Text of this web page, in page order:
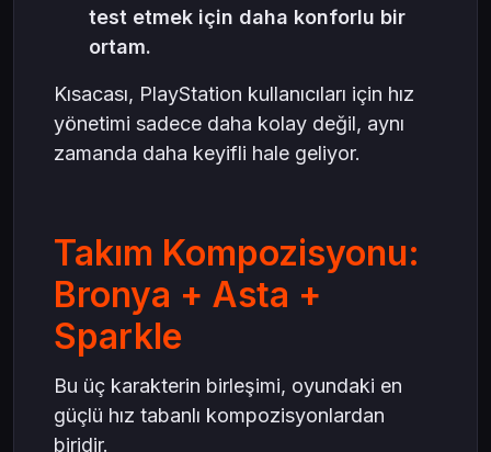
test etmek için daha konforlu bir
ortam.
Kısacası, PlayStation kullanıcıları için hız
yönetimi sadece daha kolay değil, aynı
zamanda daha keyifli hale geliyor.
Takım Kompozisyonu:
Bronya + Asta +
Sparkle
Bu üç karakterin birleşimi, oyundaki en
güçlü hız tabanlı kompozisyonlardan
biridir.